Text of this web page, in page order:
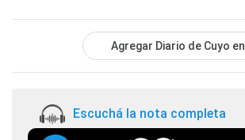
Agregar Diario de Cuyo en
Escuchá la nota completa